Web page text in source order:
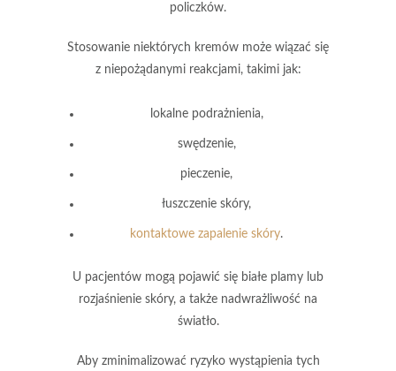
policzków.
Stosowanie niektórych kremów może wiązać się
z niepożądanymi reakcjami, takimi jak:
lokalne podrażnienia,
swędzenie,
pieczenie,
łuszczenie skóry,
kontaktowe zapalenie skóry.
U pacjentów mogą pojawić się białe plamy lub
rozjaśnienie skóry, a także nadwrażliwość na
światło.
Aby zminimalizować ryzyko wystąpienia tych